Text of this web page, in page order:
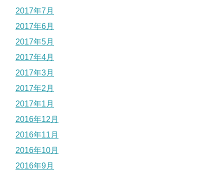
2017年7月
2017年6月
2017年5月
2017年4月
2017年3月
2017年2月
2017年1月
2016年12月
2016年11月
2016年10月
2016年9月